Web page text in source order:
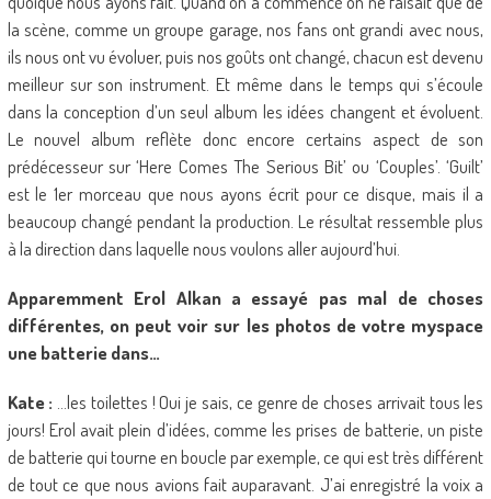
la scène, comme un groupe garage, nos fans ont grandi avec nous,
ils nous ont vu évoluer, puis nos goûts ont changé, chacun est devenu
meilleur sur son instrument. Et même dans le temps qui s’écoule
dans la conception d’un seul album les idées changent et évoluent.
Le nouvel album reflète donc encore certains aspect de son
prédécesseur sur ‘Here Comes The Serious Bit’ ou ‘Couples’. ‘Guilt’
est le 1er morceau que nous ayons écrit pour ce disque, mais il a
beaucoup changé pendant la production. Le résultat ressemble plus
à la direction dans laquelle nous voulons aller aujourd’hui.
Apparemment Erol Alkan a essayé pas mal de choses
différentes, on peut voir sur les photos de votre myspace
une batterie dans…
Kate : …les toilettes ! Oui je sais, ce genre de choses arrivait tous les
jours! Erol avait plein d’idées, comme les prises de batterie, un piste
de batterie qui tourne en boucle par exemple, ce qui est très différent
de tout ce que nous avions fait auparavant. J’ai enregistré la voix a